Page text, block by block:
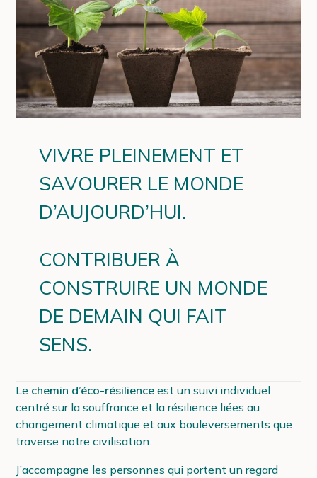
VIVRE PLEINEMENT ET
SAVOURER LE MONDE
D’AUJOURD’HUI.
CONTRIBUER À
CONSTRUIRE UN MONDE
DE DEMAIN QUI FAIT
SENS.
Le chemin d’éco-résilienceest un suivi individuel
centré sur la souffrance et la résilience liées au
changement climatique et aux bouleversements que
traverse notre civilisation.
J’accompagne les personnes qui portent un regard